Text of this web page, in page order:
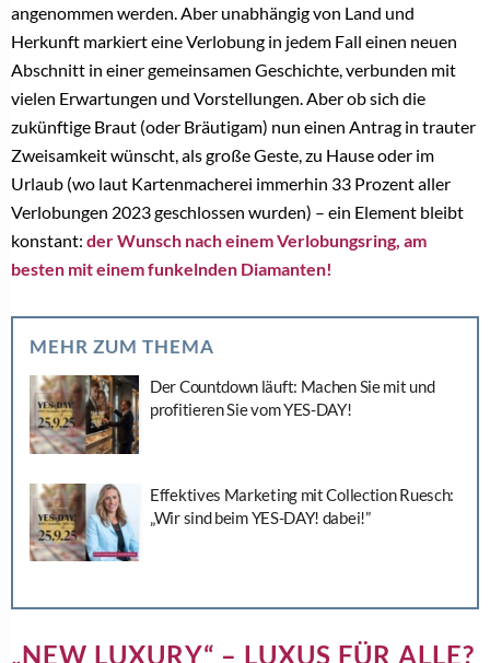
angenommen werden. Aber unabhängig von Land und
Herkunft markiert eine Verlobung in jedem Fall einen neuen
Abschnitt in einer gemeinsamen Geschichte, verbunden mit
vielen Erwartungen und Vorstellungen. Aber ob sich die
zukünftige Braut (oder Bräutigam) nun einen Antrag in trauter
Zweisamkeit wünscht, als große Geste, zu Hause oder im
Urlaub (wo laut Kartenmacherei immerhin 33 Prozent aller
Verlobungen 2023 geschlossen wurden) – ein Element bleibt
konstant: der Wunsch nach einem Verlobungsring, am
besten mit einem funkelnden Diamanten!
MEHR ZUM THEMA
Der Countdown läuft: Machen Sie mit und
profitieren Sie vom YES-DAY!
Effektives Marketing mit Collection Ruesch:
„Wir sind beim YES-DAY! dabei!”
„NEW LUXURY“ – LUXUS FÜR ALLE?